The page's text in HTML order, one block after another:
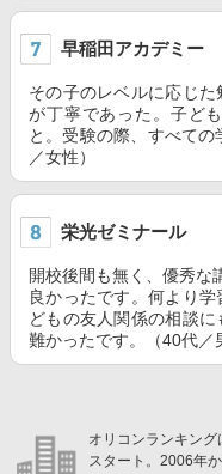
早稲田アカデミー
その子のレベルに応じ
が丁寧であった。子ど
と。受験の際、すべて
／女性）
栄光ゼミナール
開校後間も無く、優秀な
良かったです。何より
どもの友人関係の相談
難かったです。（40代／
オリコンランキン
スタート。2006年